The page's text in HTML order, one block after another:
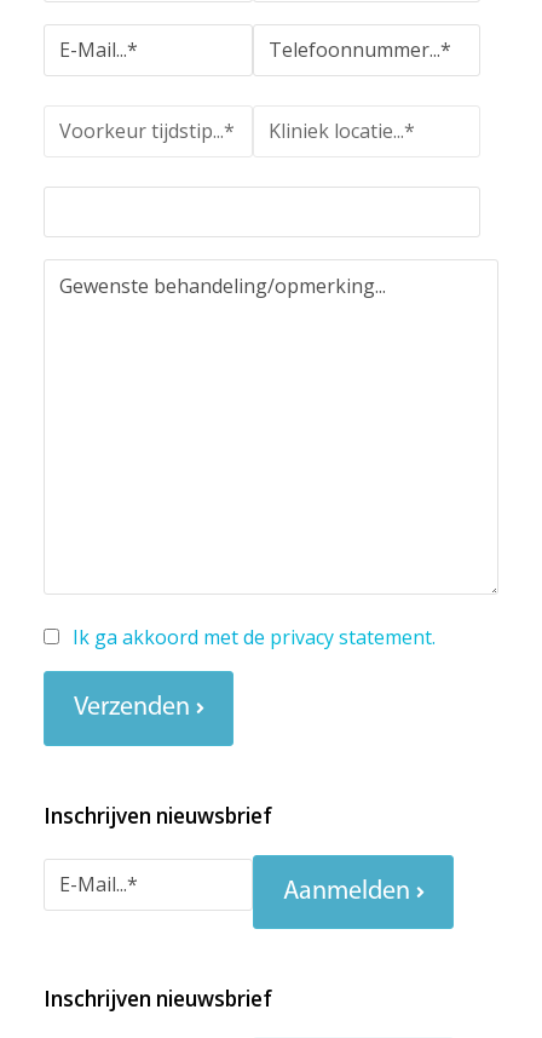
Ik ga akkoord met de privacy statement.
Verzenden
Inschrijven nieuwsbrief
Aanmelden
Inschrijven nieuwsbrief